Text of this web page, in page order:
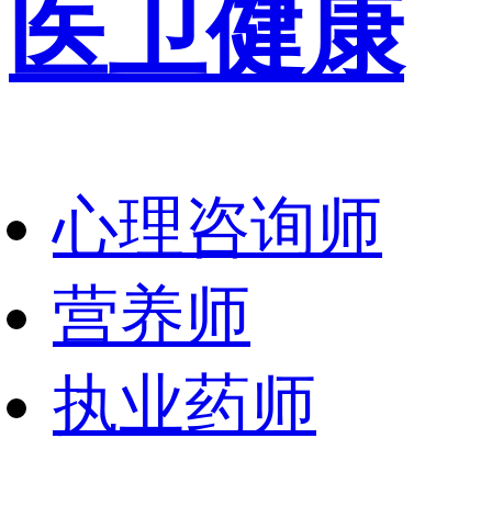
医卫健康
心理咨询师
营养师
执业药师